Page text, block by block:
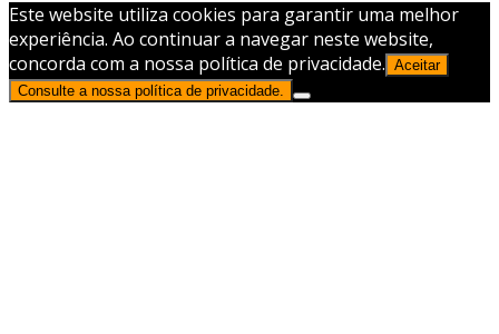
Este website utiliza cookies para garantir uma melhor
experiência. Ao continuar a navegar neste website,
concorda com a nossa política de privacidade. Aceitar
Consulte a nossa política de privacidade.